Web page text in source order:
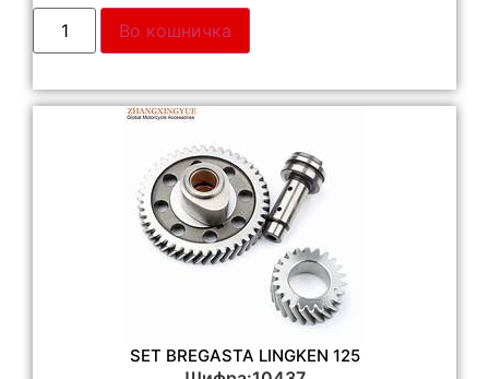
Во кошничка
SET BREGASTA LINGKEN 125